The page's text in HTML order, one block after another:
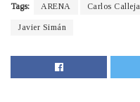
Tags: ARENA Carlos Calleja
Javier Simán